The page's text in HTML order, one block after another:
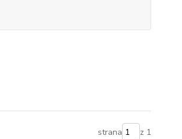
strana z 1